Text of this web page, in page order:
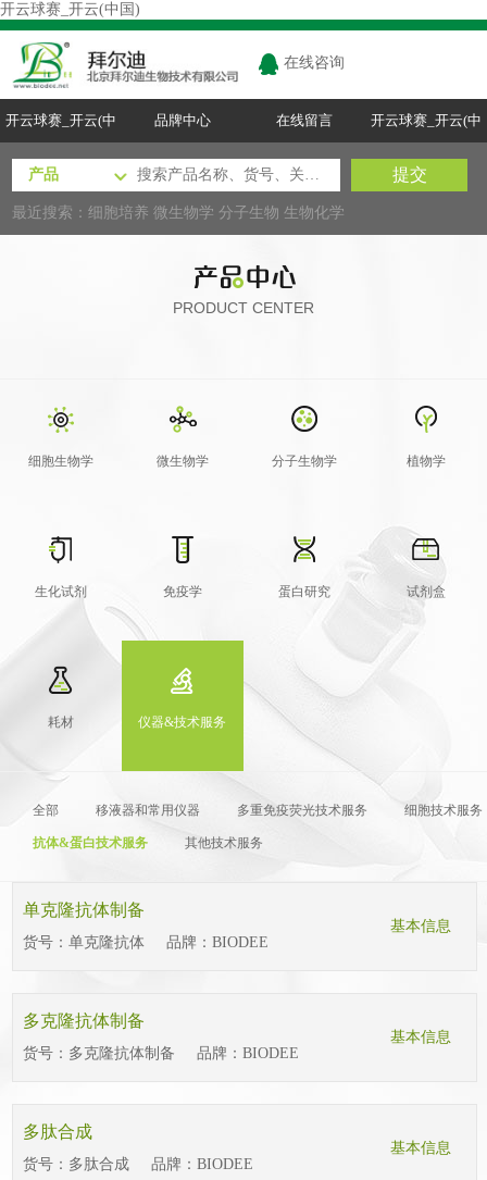
开云球赛_开云(中国)
在线咨询
开云球赛_开云(中
国)
品牌中心 在线留言 开云球赛_开云(中
国)
最近搜索：细胞培养 微生物学 分子生物 生物化学
PRODUCT CENTER
细胞生物学 微生物学 分子生物学 植物学
生化试剂 免疫学 蛋白研究 试剂盒
耗材 仪器&技术服务
全部 移液器和常用仪器 多重免疫荧光技术服务 细胞技术服务
抗体&蛋白技术服务 其他技术服务
单克隆抗体制备
基本信息
货号： 单克隆抗体 品牌： BIODEE
多克隆抗体制备
基本信息
货号： 多克隆抗体制备 品牌： BIODEE
多肽合成
基本信息
货号： 多肽合成 品牌： BIODEE